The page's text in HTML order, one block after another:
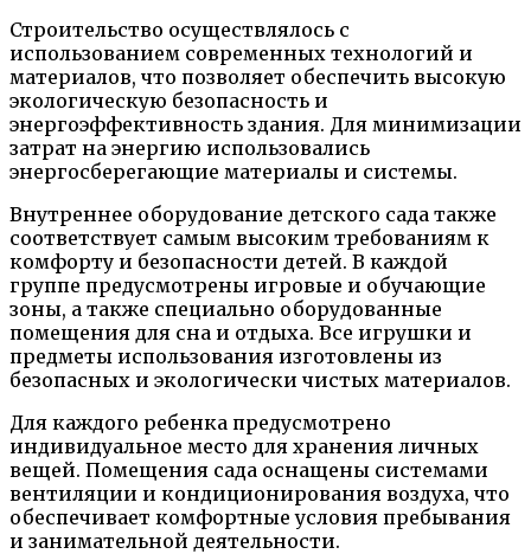
Строительство осуществлялось с
использованием современных технологий и
материалов, что позволяет обеспечить высокую
экологическую безопасность и
энергоэффективность здания. Для минимизации
затрат на энергию использовались
энергосберегающие материалы и системы.
Внутреннее оборудование детского сада также
соответствует самым высоким требованиям к
комфорту и безопасности детей. В каждой
группе предусмотрены игровые и обучающие
зоны, а также специально оборудованные
помещения для сна и отдыха. Все игрушки и
предметы использования изготовлены из
безопасных и экологически чистых материалов.
Для каждого ребенка предусмотрено
индивидуальное место для хранения личных
вещей. Помещения сада оснащены системами
вентиляции и кондиционирования воздуха, что
обеспечивает комфортные условия пребывания
и занимательной деятельности.